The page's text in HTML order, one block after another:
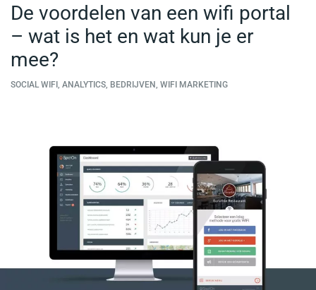
De voordelen van een wifi portal
– wat is het en wat kun je er
mee?
SOCIAL WIFI, ANALYTICS, BEDRIJVEN, WIFI MARKETING